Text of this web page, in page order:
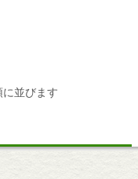
並びます